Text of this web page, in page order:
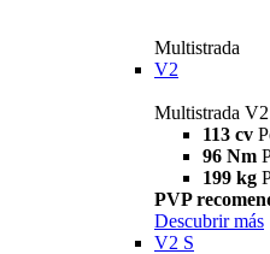
Multistrada
V2
Multistrada V2
113 cv
96 Nm
199 kg
PVP
Descubrir más
V2 S